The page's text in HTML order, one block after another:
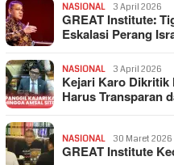
NASIONAL 3 April 2026
GREAT Institute:
Eskalasi Perang
NASIONAL 3 April 2026
Kejari Karo Dikritik
Harus Transparan
NASIONAL 30 Maret 2026
GREAT Institute